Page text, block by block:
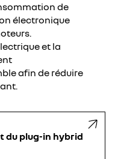
de
électronique
et la
afin de réduire
du plug-in hybrid